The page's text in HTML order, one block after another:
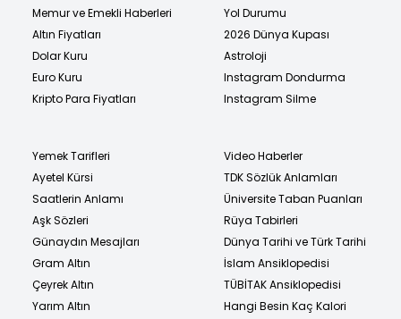
Memur ve Emekli Haberleri
Altın Fiyatları
Dolar Kuru
Euro Kuru
Kripto Para Fiyatları
Yol Durumu
2026 Dünya Kupası
Astroloji
Instagram Dondurma
Instagram Silme
Yemek Tarifleri
Ayetel Kürsi
Saatlerin Anlamı
Aşk Sözleri
Günaydın Mesajları
Gram Altın
Çeyrek Altın
Yarım Altın
Video Haberler
TDK Sözlük Anlamları
Üniversite Taban Puanları
Rüya Tabirleri
Dünya Tarihi ve Türk Tarihi
İslam Ansiklopedisi
TÜBİTAK Ansiklopedisi
Hangi Besin Kaç Kalori